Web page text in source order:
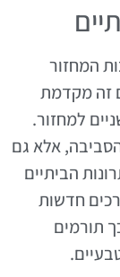
המחזור
זה מקדמת
למחזור.
אלא גם
הביתיים
חדשות
תורמים